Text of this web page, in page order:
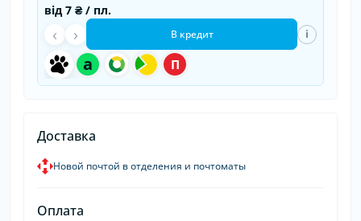
від 7 ₴ / пл.
‹
a
П
› В кредит i
Доставка
Новой почтой в отделения и почтоматы
Оплата